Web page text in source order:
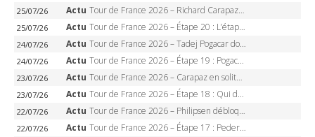
25/07/26 Actu Tour de France 2026 – Richard Carapaz roi des Alpes, doublé et maillot à pois, Seixas perd le podium
25/07/26 Actu Tour de France 2026 – Étape 20 : L’étape reine, Galibier, Sarenne, Alpe d’Huez, qui succédera à Pogacar ?
24/07/26 Actu Tour de France 2026 – Tadej Pogacar dompte l’Alpe d’Huez, 5e victoire, record de Pantani pulvérisé
24/07/26 Actu Tour de France 2026 – Étape 19 : Pogacar peut-il enfin dompter l’Alpe d’Huez ?
23/07/26 Actu Tour de France 2026 – Carapaz en solitaire à Orcières-Merlette, Paret-Peintre à un point du maillot à pois
23/07/26 Actu Tour de France 2026 – Étape 18 : Qui domptera Orcières-Merlette, première marche vers l’Alpe d’Huez ?
22/07/26 Actu Tour de France 2026 – Philipsen débloque son compteur à Voiron, Pedersen en danger pour le maillot vert
22/07/26 Actu Tour de France 2026 – Étape 17 : Pedersen peut-il verrouiller le maillot vert à Voiron ?